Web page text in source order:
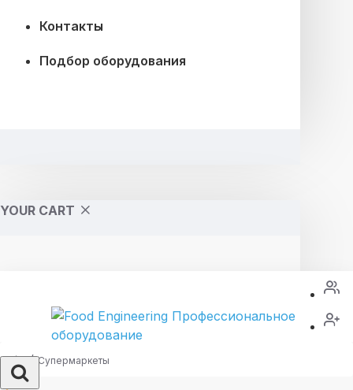
Контакты
Подбор оборудования
YOUR CART
Супермаркеты